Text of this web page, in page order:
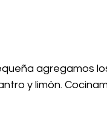
agregamos
y limón.